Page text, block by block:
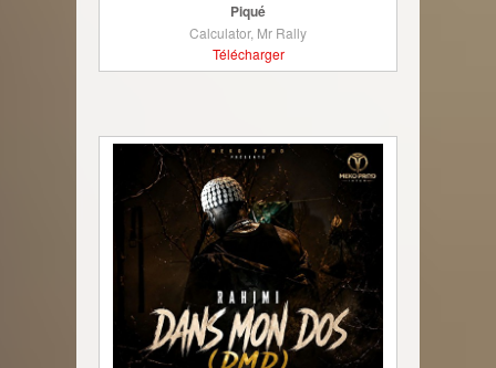
Piqué
Calculator, Mr Rally
Télécharger